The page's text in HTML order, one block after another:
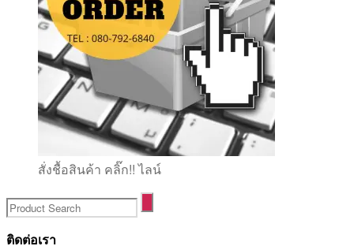
สั่งชื้อสินค้า คลิ๊ก!! ไลน์
ติดต่อเรา